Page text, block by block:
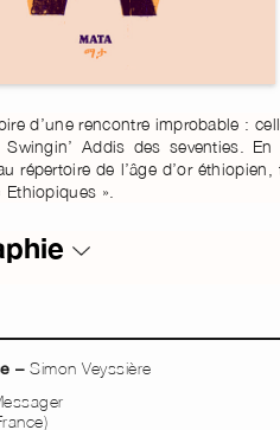
d’une rencontre improbable :
Swingin’ Addis des seventies.
répertoire de l’âge d’or
».
–Simon Veyssière